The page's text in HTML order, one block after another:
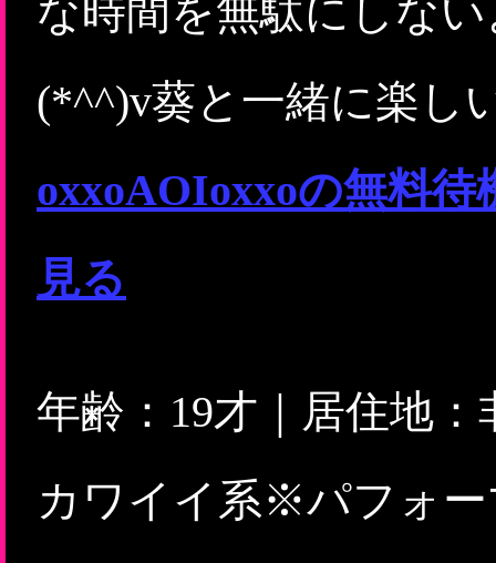
な時間を無駄にしな
(*^^)v葵と一緒に楽し
oxxoAOIoxxoの無料
見る
年齢：19才｜居住地
カワイイ系※パフォ